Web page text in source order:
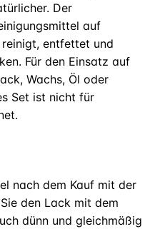
Der
auf
entfettet und
Für den Einsatz auf
Wachs, Öl oder
Set ist nicht für
nach dem Kauf mit der
den Lack mit dem
dünn und gleichmäßig